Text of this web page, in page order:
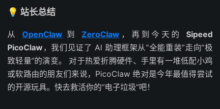
💡 站长总结
从 OpenClaw到 ZeroClaw，再到今天的Sipeed
PicoClaw ，我们见证了 AI 助理框架从“全能重装”走向“极
致轻量”的演变。 对于热爱折腾硬件、手里有一堆低配小鸡
或软路由的朋友们来说，PicoClaw 绝对是今年最值得尝试
的开源玩具。快去救活你的“电子垃圾”吧！